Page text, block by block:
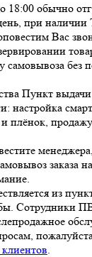
18:00 обычно
при наличии
Вас
самовывоза без
Пункт выдачи
настройка
плёнок,
заказа
из
Сотрудники
.